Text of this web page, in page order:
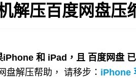
解压百度网盘压
和 iPad，且 百度网盘 已
盘解压帮助， 请移步： iPhone